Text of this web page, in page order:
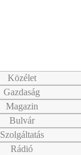
Közélet
Gazdaság
Magazin
Bulvár
Szolgáltatás
Rádió